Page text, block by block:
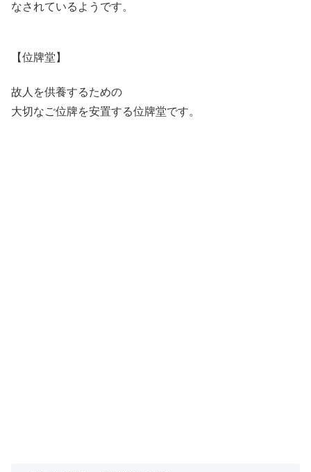
なされているようです。
【位牌堂】
故人を供養するための
大切なご位牌を安置する位牌堂です。